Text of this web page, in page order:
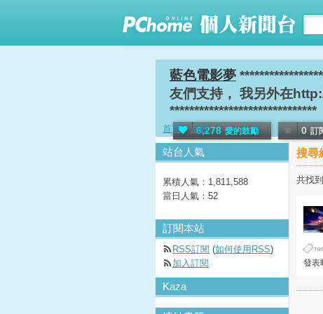
藍色電影夢
友們支持， 我另外在
******************************
6,278 愛的鼓勵 0 訂
首頁 活動
搜尋
共找
發表
站台人氣
累積人氣： 1,811,588
當日人氣： 52
訂閱本站
RSS訂閱 (如何使用RSS)
加入訂閱
Kaza